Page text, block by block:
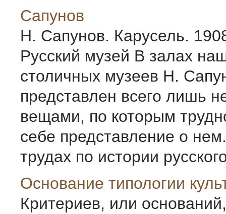
Сапунов
Н. Сапунов. Карусель.
Русский музей В залах
столичных музеев Н.
представлен всего лишь
вещами, по которым
себе представление о
трудах по истории
Основание типологии
Критериев, или